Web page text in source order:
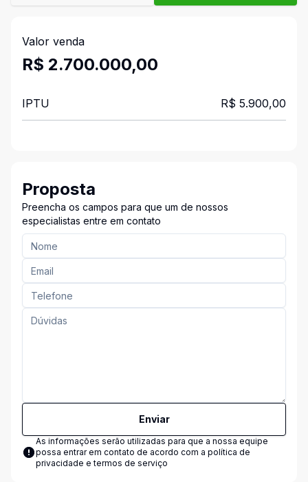
Valor venda
R$ 2.700.000,00
IPTU R$ 5.900,00
Proposta
Preencha os campos para que um de nossos
especialistas entre em contato
Enviar
As informações serão utilizadas para que a nossa equipe
possa entrar em contato de acordo com a política de
privacidade e termos de serviço